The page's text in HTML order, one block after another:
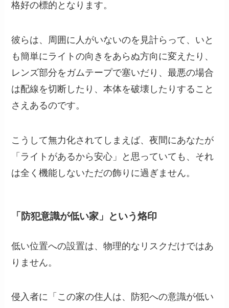
格好の標的となります。
彼らは、周囲に人がいないのを見計らって、いと
も簡単にライトの向きをあらぬ方向に変えたり、
レンズ部分をガムテープで塞いだり、最悪の場合
は配線を切断したり、本体を破壊したりすること
さえあるのです。
こうして無力化されてしまえば、夜間にあなたが
「ライトがあるから安心」と思っていても、それ
は全く機能しないただの飾りに過ぎません。
「防犯意識が低い家」という烙印
低い位置への設置は、物理的なリスクだけではあ
りません。
侵入者に「この家の住人は、防犯への意識が低い